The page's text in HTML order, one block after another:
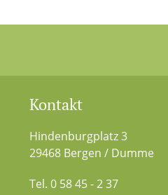
Kontakt
Hindenburgplatz 3
29468 Bergen / Dumme
Tel. 0 58 45 - 2 37